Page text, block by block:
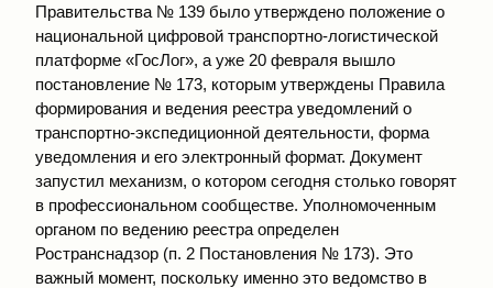
Правительства № 139 было утверждено положение о
национальной цифровой транспортно-логистической
платформе «ГосЛог», а уже 20 февраля вышло
постановление № 173, которым утверждены Правила
формирования и ведения реестра уведомлений о
транспортно-экспедиционной деятельности, форма
уведомления и его электронный формат. Документ
запустил механизм, о котором сегодня столько говорят
в профессиональном сообществе. Уполномоченным
органом по ведению реестра определен
Ространснадзор (п. 2 Постановления № 173). Это
важный момент, поскольку именно это ведомство в